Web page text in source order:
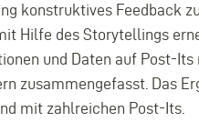
konstruktives Feedback
Hilfe des Storytellings
und Daten auf Post-
zusammengefasst. Das
mit zahlreichen Post-Its.